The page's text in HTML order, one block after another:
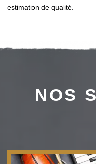
estimation de qualité.
NOS